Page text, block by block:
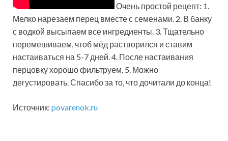
Очень простой рецепт: 1.
Мелко нарезаем перец вместе с семенами. 2. В банку
с водкой высыпаем все ингредиенты. 3. Тщательно
перемешиваем, чтоб мёд растворился и ставим
настаиваться на 5-7 дней. 4. После настаивания
перцовку хорошо фильтруем. 5. Можно
дегустировать. Спасибо за то, что дочитали до конца!
Источник: povarenok.ru